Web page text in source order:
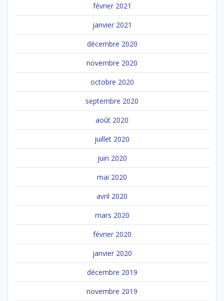
février 2021
janvier 2021
décembre 2020
novembre 2020
octobre 2020
septembre 2020
août 2020
juillet 2020
juin 2020
mai 2020
avril 2020
mars 2020
février 2020
janvier 2020
décembre 2019
novembre 2019